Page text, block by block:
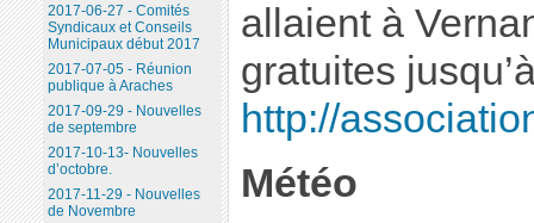
allaient à
gratuites
http://
Météo
2017-06-27 - Comités
Syndicaux et Conseils
Municipaux début 2017
2017-07-05 - Réunion
publique à Araches
2017-09-29 - Nouvelles
de septembre
2017-10-13- Nouvelles
d’octobre.
2017-11-29 - Nouvelles
de Novembre